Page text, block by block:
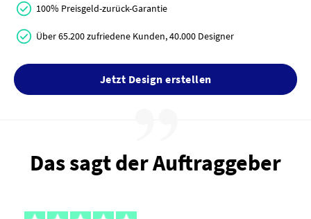
100% Preisgeld-zurück-Garantie
Über 65.200 zufriedene Kunden, 40.000 Designer
Jetzt Design erstellen
Das sagt der Auftraggeber